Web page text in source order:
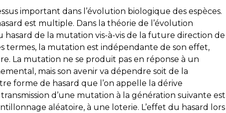
important dans l’évolution biologique des espèces.
est multiple. Dans la théorie de l’évolution
hasard de la mutation vis-à-vis de la future direction de
termes, la mutation est indépendante de son effet,
La mutation ne se produit pas en réponse à un
mais son avenir va dépendre soit de la
forme de hasard que l’on appelle la dérive
d’une mutation à la génération suivante est
aléatoire, à une loterie. L’effet du hasard lors